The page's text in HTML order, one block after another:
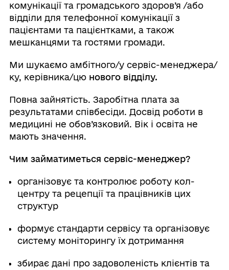
комунікації та громадського здоров’я /або
відділи для телефонної комунікації з
пацієнтами та пацієнтками, а також
мешканцями та гостями громади.
Ми шукаємо амбітного/у сервіс-менеджера/
ку, керівника/цю нового відділу.
Повна зайнятість. Заробітна плата за
результатами співбесіди. Досвід роботи в
медицині не обов’язковий. Вік і освіта не
мають значення.
Чим займатиметься сервіс-менеджер?
організовує та контролює роботу кол-
центру та рецепції та працівників цих
структур
формує стандарти сервісу та організовує
систему моніторингу їх дотримання
збирає дані про задоволеність клієнтів та